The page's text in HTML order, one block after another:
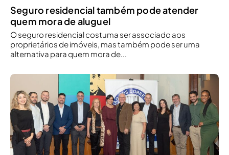
Seguro residencial também pode atender
quem mora de aluguel
O seguro residencial costuma ser associado aos
proprietários de imóveis, mas também pode ser uma
alternativa para quem mora de...